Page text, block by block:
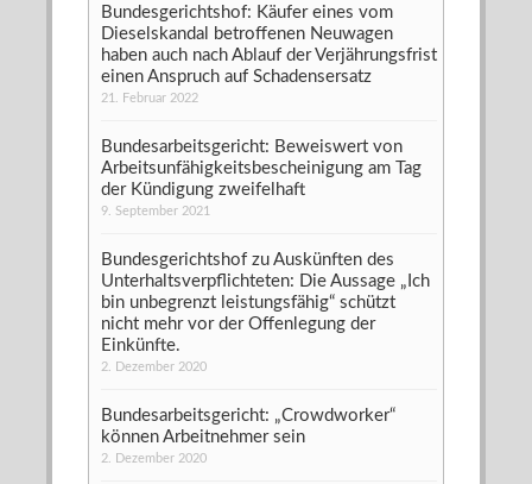
Bundesgerichtshof: Käufer eines vom
Dieselskandal betroffenen Neuwagen
haben auch nach Ablauf der Verjährungsfrist
einen Anspruch auf Schadensersatz
21. Februar 2022
Bundesarbeitsgericht: Beweiswert von
Arbeitsunfähigkeitsbescheinigung am Tag
der Kündigung zweifelhaft
9. September 2021
Bundesgerichtshof zu Auskünften des
Unterhaltsverpflichteten: Die Aussage „Ich
bin unbegrenzt leistungsfähig“ schützt
nicht mehr vor der Offenlegung der
Einkünfte.
2. Dezember 2020
Bundesarbeitsgericht: „Crowdworker“
können Arbeitnehmer sein
2. Dezember 2020